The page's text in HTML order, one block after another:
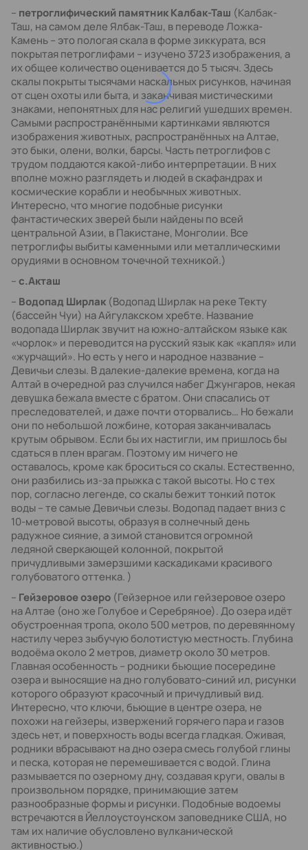
– петроглифический памятник Калбак-Таш (Калбак-
Таш, на самом деле Ялбак-Таш, в переводе Ложка-
Камень – это пологая скала в форме зиккурата, вся
покрытая петроглифами – изучено 3723 изображения, а
их общее количество оценивается до 5 тысяч. Здесь
скалы покрыты тысячами наскальных рисунков, начиная
от сцен охоты или быта, и заканчивая мистическими
знаками, непонятных для нас религий ушедших времен.
Самыми распространёнными картинками являются
изображения животных, распространённых на Алтае,
это быки, олени, волки, барсы. Часть петроглифов с
трудом поддаются какой-либо интерпретации. В них
вполне можно разглядеть и людей в скафандрах и
космические корабли и необычных животных.
Интересно, что многие подобные рисунки
фантастических зверей были найдены по всей
центральной Азии, в Пакистане, Монголии. Все
петроглифы выбиты каменными или металлическими
орудиями в основном точечной техникой.)
–с.Акташ
– Водопад Ширлак (Водопад Ширлак на реке Текту
(бассейн Чуи) на Айгулакском хребте. Название
водопада Ширлак звучит на южно-алтайском языке как
«чорлок» и переводится на русский язык как «капля» или
«журчащий». Но есть у него и народное название –
Девичьи слезы. В далекие-далекие времена, когда на
Алтай в очередной раз случился набег Джунгаров, некая
девушка бежала вместе с братом. Они спасались от
преследователей, и даже почти оторвались… Но бежали
они по небольшой ложбине, которая заканчивалась
крутым обрывом. Если бы их настигли, им пришлось бы
сдаться в плен врагам. Поэтому им ничего не
оставалось, кроме как броситься со скалы. Естественно,
они разбились из-за прыжка с такой высоты. Но с тех
пор, согласно легенде, со скалы бежит тонкий поток
воды – те самые Девичьи слезы. Водопад падает вниз с
10-метровой высоты, образуя в солнечный день
радужное сияние, а зимой становится огромной
ледяной сверкающей колонной, покрытой
причудливыми замерзшими каскадиками красивого
голубоватого оттенка. )
– Гейзеровое озеро (Гейзерное или гейзеровое озеро
на Алтае (оно же Голубое и Серебряное). До озера идёт
обустроенная тропа, около 500 метров, по деревянному
настилу через зыбучую болотистую местность. Глубина
водоёма около 2 метров, диаметр около 30 метров.
Главная особенность – родники бьющие посередине
озера и выносящие на дно голубовато-синий ил, рисунки
которого образуют красочный и причудливый вид.
Интересно, что ключи, бьющие в центре озера, не
похожи на гейзеры, извержений горячего пара и газов
здесь нет, и поверхность воды всегда гладкая. Оживая,
родники вбрасывают на дно озера смесь голубой глины
и песка, которая не перемешивается с водой. Глина
размывается по озерному дну, создавая круги, овалы в
произвольном порядке, принимающие затем
разнообразные формы и рисунки. Подобные водоемы
встречаются в Йеллоустоунском заповеднике США, но
там их наличие обусловлено вулканической
активностью.)